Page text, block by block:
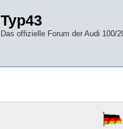
Typ43
Das offizielle Forum der Audi 100/